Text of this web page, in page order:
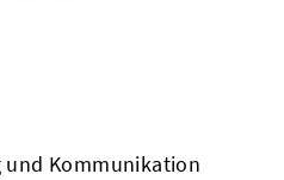
und Kommunikation